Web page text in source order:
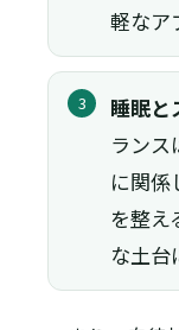
軽なア
3 睡眠と
ランス
に関係
を整え
な土台